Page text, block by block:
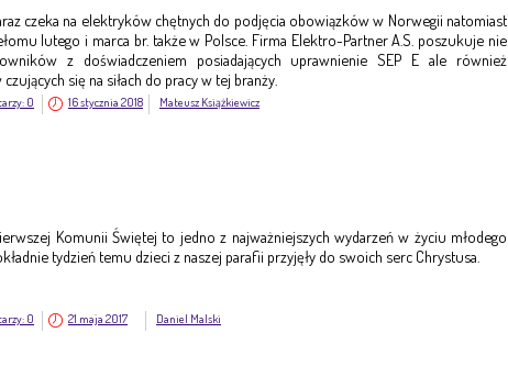
czeka na elektryków chętnych do podjęcia obowiązków w Norwegii natomiast
lutego i marca br. także w Polsce. Firma Elektro-Partner A.S. poszukuje nie
z doświadczeniem posiadających uprawnienie SEP E ale również
się na siłach do pracy w tej branży.
0 16 stycznia 2018 Mateusz Książkiewicz
Komunii Świętej to jedno z najważniejszych wydarzeń w życiu młodego
tydzień temu dzieci z naszej parafii przyjęły do swoich serc Chrystusa.
0 21 maja 2017 Daniel Malski